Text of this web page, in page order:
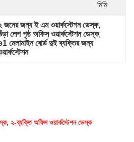
মিমি
জনের জন্য ই এম ওয়ার্কস্টেশন ডেস্ক,
লেপ পৃষ্ঠ অফিস ওয়ার্কস্টেশন ডেস্ক,
মেলামাইন বোর্ড দুই ব্যক্তির জন্য
২-ব্যক্তি অফিস ওয়ার্কস্টেশন ডেস্ক